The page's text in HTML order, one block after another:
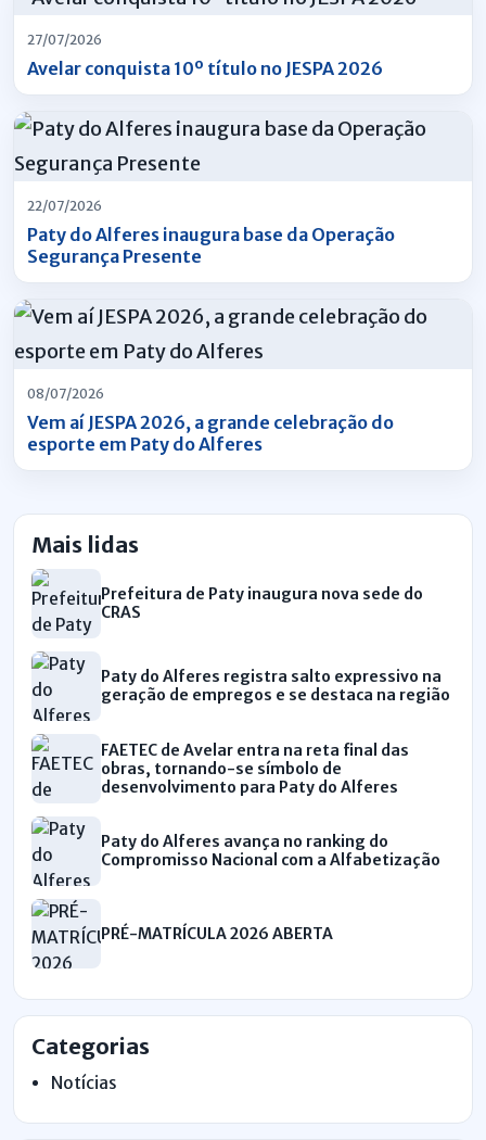
27/07/2026
Avelar conquista 10º título no JESPA 2026
22/07/2026
Paty do Alferes inaugura base da Operação
Segurança Presente
08/07/2026
Vem aí JESPA 2026, a grande celebração do
esporte em Paty do Alferes
Mais lidas
Prefeitura de Paty inaugura nova sede do
CRAS
Paty do Alferes registra salto expressivo na
geração de empregos e se destaca na região
FAETEC de Avelar entra na reta final das
obras, tornando-se símbolo de
desenvolvimento para Paty do Alferes
Paty do Alferes avança no ranking do
Compromisso Nacional com a Alfabetização
PRÉ-MATRÍCULA 2026 ABERTA
Categorias
Notícias